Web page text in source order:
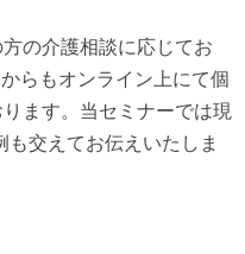
の介護相談に応じてお
らもオンライン上にて個
ます。当セミナーでは現
交えてお伝えいたしま